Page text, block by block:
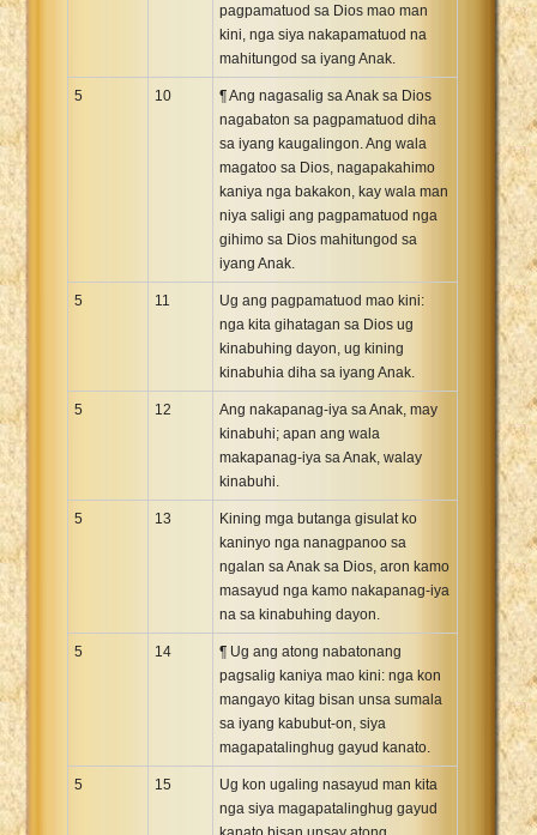
pagpamatuod sa Dios mao man
kini, nga siya nakapamatuod na
mahitungod sa iyang Anak.
5 10
¶ Ang nagasalig sa Anak sa Dios
nagabaton sa pagpamatuod diha
sa iyang kaugalingon. Ang wala
magatoo sa Dios, nagapakahimo
kaniya nga bakakon, kay wala man
niya saligi ang pagpamatuod nga
gihimo sa Dios mahitungod sa
iyang Anak.
5 11
Ug ang pagpamatuod mao kini:
nga kita gihatagan sa Dios ug
kinabuhing dayon, ug kining
kinabuhia diha sa iyang Anak.
5 12
Ang nakapanag-iya sa Anak, may
kinabuhi; apan ang wala
makapanag-iya sa Anak, walay
kinabuhi.
5 13
Kining mga butanga gisulat ko
kaninyo nga nanagpanoo sa
ngalan sa Anak sa Dios, aron kamo
masayud nga kamo nakapanag-iya
na sa kinabuhing dayon.
5 14
¶ Ug ang atong nabatonang
pagsalig kaniya mao kini: nga kon
mangayo kitag bisan unsa sumala
sa iyang kabubut-on, siya
magapatalinghug gayud kanato.
5 15
Ug kon ugaling nasayud man kita
nga siya magapatalinghug gayud